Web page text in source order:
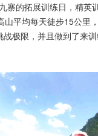
寨的拓展训练日，精英
山平均每天徒步15公里
极限，并且做到了来